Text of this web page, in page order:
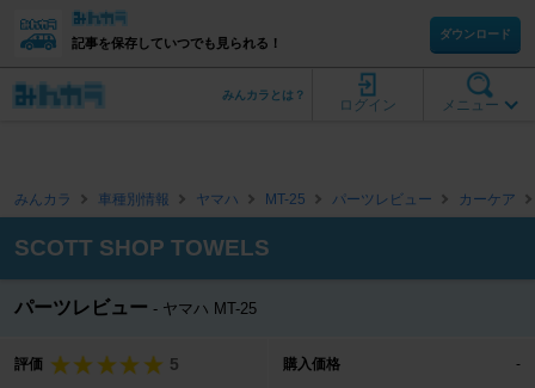
記事を保存していつでも見られる！
ダウンロード
メニュー
ログイン
みんカラとは？
みんカラ 車種別情報 ヤマハ MT-25 パーツレビュー カーケア
SCOTT SHOP TOWELS
パーツレビュー ヤマハ MT-25
評価 5 購入価格 -